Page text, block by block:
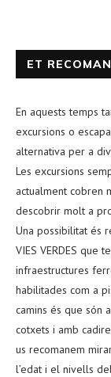
ET
En aquests temps
excursions o
alternativa per a
Les excursions
actualment cobren
descobrir molt a
Una possibilitat és
VIES VERDES que
infraestructures
habilitades com a
camins és que són
cotxets i amb
us recomanem
l’edat i el nivells